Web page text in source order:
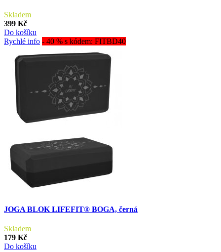
Skladem
399 Kč
Do košíku
Rychlé info - 40 % s kódem: FITBD40
JOGA BLOK LIFEFIT® BOGA, černá
Skladem
179 Kč
Do košíku